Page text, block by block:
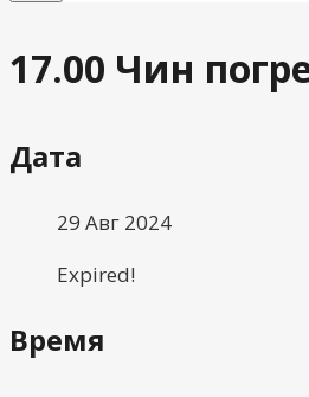
17.00 Чин
Дата
29 Авг 2024
Expired!
Время